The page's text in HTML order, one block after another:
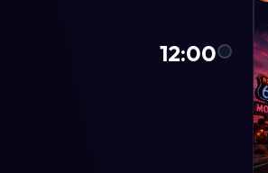
12:00